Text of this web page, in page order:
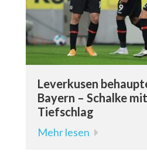
Leverkusen
Bayern – Schalke
Tiefschlag
Mehr lesen